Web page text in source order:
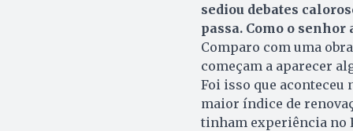
sediou debates
passa. Como o
Comparo com uma
começam a aparecer
Foi isso que aconteceu
maior índice de
tinham experiência no